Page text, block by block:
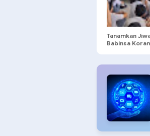
Tanamkan
Babinsa
kepada